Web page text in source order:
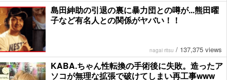
島田紳助の引退の裏に暴力団との噂が...熊田曜
子など有名人との関係がヤバい！！
nagai ritsu / 137,375 views
KABA.ちゃん性転換の手術後に失敗。造ったア
ソコが無理な拡張で破けてしまい再工事www